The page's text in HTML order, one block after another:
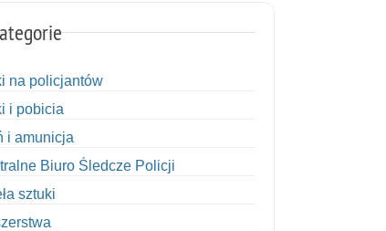
na policjantów
i pobicia
i amunicja
Biuro Śledcze Policji
sztuki